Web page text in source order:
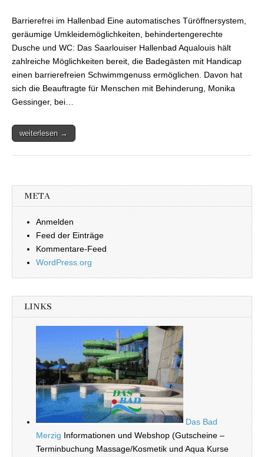
Gessinger, besuchte
das Aqualouis
Barrierefrei im Hallenbad Eine automatisches Türöffnersystem,
geräumige Umkleidemöglichkeiten, behindertengerechte
Dusche und WC: Das Saarlouiser Hallenbad Aqualouis hält
zahlreiche Möglichkeiten bereit, die Badegästen mit Handicap
einen barrierefreien Schwimmgenuss ermöglichen. Davon hat
sich die Beauftragte für Menschen mit Behinderung, Monika
Gessinger, bei…
weiterlesen →
META
Anmelden
Feed der Einträge
Kommentare-Feed
WordPress.org
LINKS
Das Bad
Merzig Informationen und Webshop (Gutscheine –
Terminbuchung Massage/Kosmetik und Aqua Kurse